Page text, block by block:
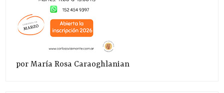
por María Rosa Caraoghlanian